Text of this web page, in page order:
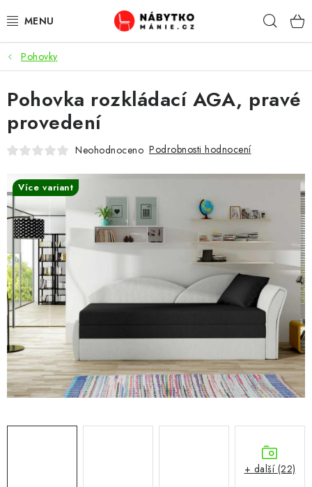
na
OBÝVACÍ POKOJ
KUCHYŇ A JÍDELNA
LOŽNICE
KANCELÁŘ / PRACOVNA
KOUPELNA A WC
PŘEDSÍŇ
CHOVATELSKÉ POTŘEBY
DOPLŇKY A DEKORACE
ZAHRADA
OSTATNÍ
Pohovky
Pohovka rozkládací AGA, pravé
provedení
Neohodnoceno Podrobnosti hodnocení
Více variant
+ další (22)